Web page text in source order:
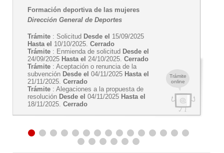
Trámite
online
Formación deportiva de las mujeres
Dirección General de Deportes
Trámite : Solicitud Desde el 15/09/2025
Hasta el 10/10/2025. Cerrado
Trámite : Enmienda de solicitud Desde el
24/09/2025 Hasta el 24/10/2025. Cerrado
Trámite : Aceptación o renuncia de la
subvención Desde el 04/11/2025 Hasta el
21/11/2025. Cerrado
Trámite : Alegaciones a la propuesta de
resolución Desde el 04/11/2025 Hasta el
18/11/2025. Cerrado